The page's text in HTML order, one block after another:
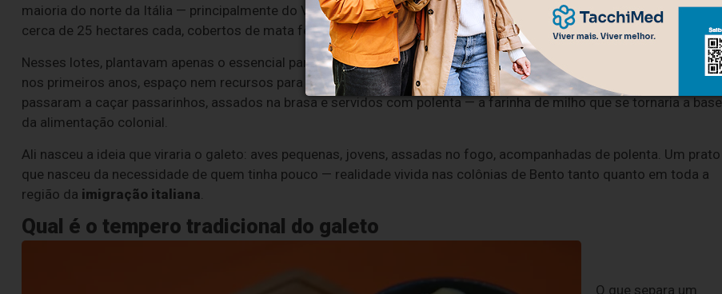
maioria do norte da Itália — principalmente do Vêneto e da Lombardia. Ao chegarem, receberam lotes pequenos, de
cerca de 25 hectares cada, cobertos de mata fechada.
Nesses lotes, plantavam apenas o essencial para a subsistência: milho, trigo e videiras. Faltava proteína. Não havia,
nos primeiros anos, espaço nem recursos para criar animais de grande porte. A solução veio da mata: os colonos
passaram a caçar passarinhos, assados na brasa e servidos com polenta — a farinha de milho que se tornaria a base
da alimentação colonial.
Ali nasceu a ideia que viraria o galeto: aves pequenas, jovens, assadas no fogo, acompanhadas de polenta. Um prato
que nasceu da necessidade de quem tinha pouco — realidade vivida nas colônias de Bento tanto quanto em toda a
região da imigração italiana.
Qual é o tempero tradicional do galeto
O que separa um